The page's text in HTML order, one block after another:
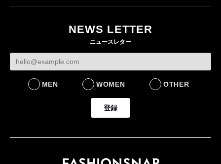
NEWS LETTER
ニュースレター
MEN WOMEN OTHER
登録